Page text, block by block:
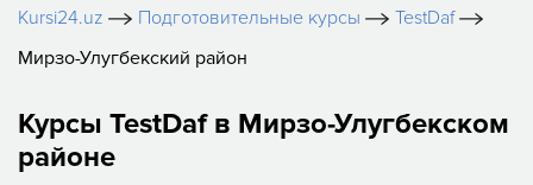
Kursi24.uz Подготовительные курсы
TestDaf
Мирзо-Улугбекский район
Курсы TestDaf в Мирзо-Улугбекском
районе